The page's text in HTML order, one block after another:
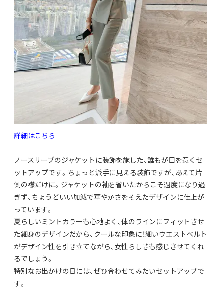
詳細はこちら
ノースリーブのジャケットに装飾を施した、 誰もが目を惹くセ
ットアップです。 ちょっと派手に見える装飾ですが、あえて片
側の襟だけに。 ジャケットの袖を省いたからこそ過度になり過
ぎず、 ちょうどいい加減で華やかさをそえたデザインに仕上が
っています。
夏らしいミントカラーも心地よく、体のラインにフィットさせ
た細身のデザインだから、 クールな印象に！細いウエストベルト
がデザイン性を引き立てながら、 女性らしさも感じさせてくれ
るでしょう。
特別なお出かけの日には、ぜひ合わせてみたいセットアップで
す。